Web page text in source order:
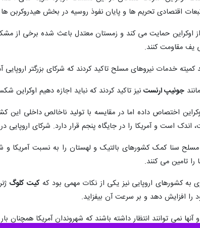
اقتصادی تحریم ها و پایان نفوذ روسیه در بخش هیدروکربن
اوکراین حمایت می کند و زمستان معتدل باعث شده برخی از
یف مقاومت کنند.
خدمات نیروهای مسلح تاکید کردند که شرکای بزرگتر اروپایی
جونیپ ارنست نیز تاکید کردند که نباید اجازه دهیم
دلار کمک به اوکراین اختصاص داده اما در مقایسه با تولید
است و آمریکا را در جایگاه پنجم قرار دارد. شرکای اروپایی در
سنا کمک کشورهای بالتیک و لهستان را به نسبت آمریکا و
را تامین می کنند.
به کشورهای اروپایی نیز یکی از نکات مهمی بود کهکیت کلوگ
افزایش دهد و بر سرعت آن بیفزاید.
نمی توانند انتظار داشته باشند که شهروندان آمریکا همچنان